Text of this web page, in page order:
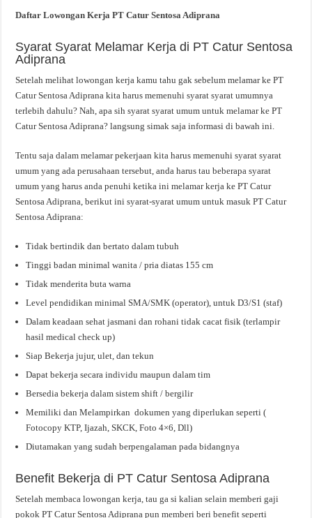
Daftar Lowongan Kerja PT Catur Sentosa Adiprana
Syarat Syarat Melamar Kerja di PT Catur Sentosa
Adiprana
Setelah melihat lowongan kerja kamu tahu gak sebelum melamar ke PT
Catur Sentosa Adiprana kita harus memenuhi syarat syarat umumnya
terlebih dahulu? Nah, apa sih syarat syarat umum untuk melamar ke PT
Catur Sentosa Adiprana? langsung simak saja informasi di bawah ini.
Tentu saja dalam melamar pekerjaan kita harus memenuhi syarat syarat
umum yang ada perusahaan tersebut, anda harus tau beberapa syarat
umum yang harus anda penuhi ketika ini melamar kerja ke PT Catur
Sentosa Adiprana, berikut ini syarat-syarat umum untuk masuk PT Catur
Sentosa Adiprana:
Tidak bertindik dan bertato dalam tubuh
Tinggi badan minimal wanita / pria diatas 155 cm
Tidak menderita buta warna
Level pendidikan minimal SMA/SMK (operator), untuk D3/S1 (staf)
Dalam keadaan sehat jasmani dan rohani tidak cacat fisik (terlampir
hasil medical check up)
Siap Bekerja jujur, ulet, dan tekun
Dapat bekerja secara individu maupun dalam tim
Bersedia bekerja dalam sistem shift / bergilir
Memiliki dan Melampirkan dokumen yang diperlukan seperti (
Fotocopy KTP, Ijazah, SKCK, Foto 4×6, Dll)
Diutamakan yang sudah berpengalaman pada bidangnya
Benefit Bekerja di PT Catur Sentosa Adiprana
Setelah membaca lowongan kerja, tau ga si kalian selain memberi gaji
pokok PT Catur Sentosa Adiprana pun memberi beri benefit seperti